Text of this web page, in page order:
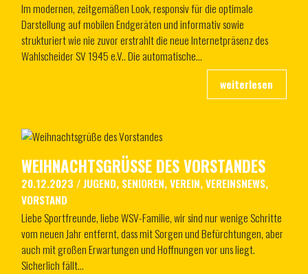
Im modernen, zeitgemäßen Look, responsiv für die optimale
Darstellung auf mobilen Endgeräten und informativ sowie
strukturiert wie nie zuvor erstrahlt die neue Internetpräsenz des
Wahlscheider SV 1945 e.V.. Die automatische…
WEIHNACHTSGRÜSSE DES VORSTANDES
20.12.2023 /JUGEND, SENIOREN,VEREIN,VEREINSNEWS,
VORSTAND
Liebe Sportfreunde, liebe WSV-Familie, wir sind nur wenige Schritte
vom neuen Jahr entfernt, dass mit Sorgen und Befürchtungen, aber
auch mit großen Erwartungen und Hoffnungen vor uns liegt.
Sicherlich fällt…